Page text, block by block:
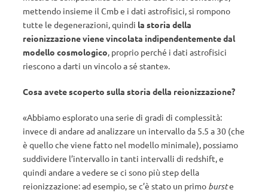
mettendo insieme il Cmb e i dati astrofisici, si rompono
tutte le degenerazioni, quindi la storia della
reionizzazione viene vincolata indipendentemente dal
modello cosmologico, proprio perché i dati astrofisici
riescono a darti un vincolo a sé stante».
Cosa avete scoperto sulla storia della reionizzazione?
«Abbiamo esplorato una serie di gradi di complessità:
invece di andare ad analizzare un intervallo da 5.5 a 30 (che
è quello che viene fatto nel modello minimale), possiamo
suddividere l’intervallo in tanti intervalli di redshift, e
quindi andare a vedere se ci sono più step della
reionizzazione: ad esempio, se c’è stato un primo burste